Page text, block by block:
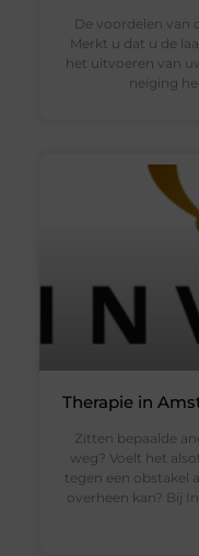
De voordelen van
Merkt u dat u de
het uitvoeren van
neiging
Therapie in
Zitten bepaalde
weg? Voelt het
tegen een obstakel
overheen kan? Bij